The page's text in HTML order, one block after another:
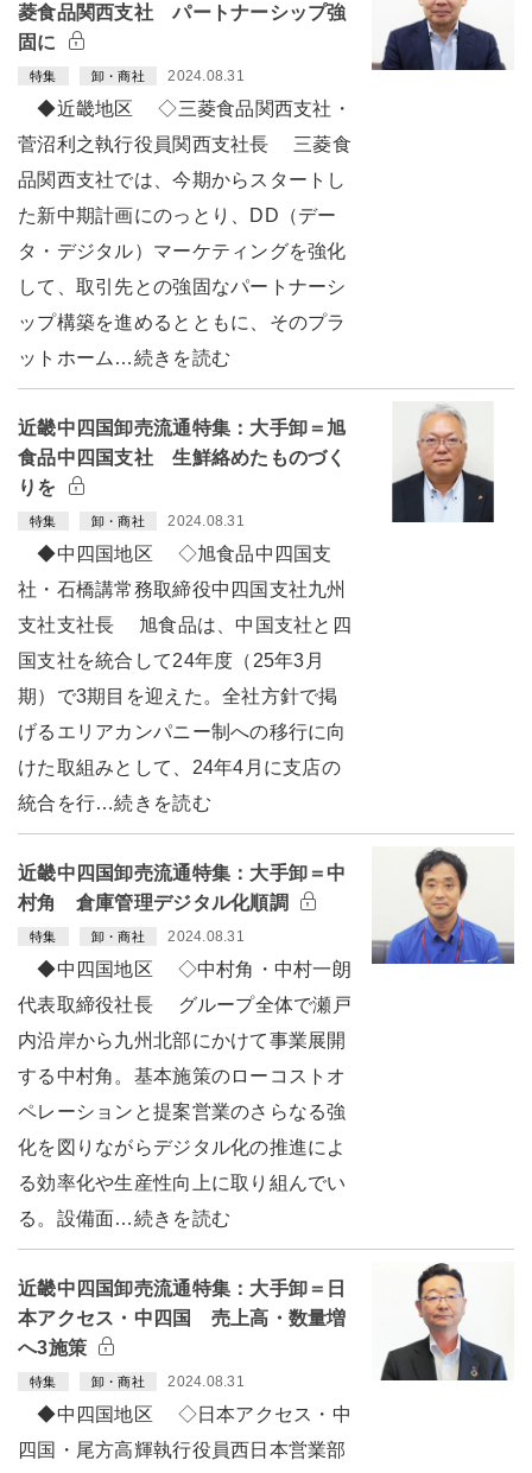
菱食品関西支社 パートナーシップ強
固に
特集 卸・商社 2024.08.31
◆近畿地区 ◇三菱食品関西支社・
菅沼利之執行役員関西支社長 三菱食
品関西支社では、今期からスタートし
た新中期計画にのっとり、DD（デー
タ・デジタル）マーケティングを強化
して、取引先との強固なパートナーシ
ップ構築を進めるとともに、そのプラ
ットホーム…続きを読む
近畿中四国卸売流通特集：大手卸＝旭
食品中四国支社 生鮮絡めたものづく
りを
特集 卸・商社 2024.08.31
◆中四国地区 ◇旭食品中四国支
社・石橋講常務取締役中四国支社九州
支社支社長 旭食品は、中国支社と四
国支社を統合して24年度（25年3月
期）で3期目を迎えた。全社方針で掲
げるエリアカンパニー制への移行に向
けた取組みとして、24年4月に支店の
統合を行…続きを読む
近畿中四国卸売流通特集：大手卸＝中
村角 倉庫管理デジタル化順調
特集 卸・商社 2024.08.31
◆中四国地区 ◇中村角・中村一朗
代表取締役社長 グループ全体で瀬戸
内沿岸から九州北部にかけて事業展開
する中村角。基本施策のローコストオ
ペレーションと提案営業のさらなる強
化を図りながらデジタル化の推進によ
る効率化や生産性向上に取り組んでい
る。設備面…続きを読む
近畿中四国卸売流通特集：大手卸＝日
本アクセス・中四国 売上高・数量増
へ3施策
特集 卸・商社 2024.08.31
◆中四国地区 ◇日本アクセス・中
四国・尾方高輝執行役員西日本営業部